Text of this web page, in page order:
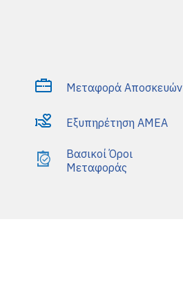
Μεταφορά Αποσκευών
Εξυπηρέτηση AMEA
Βασικοί Όροι
Μεταφοράς